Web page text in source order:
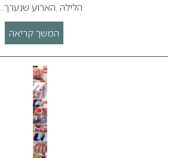
הלילה .הארוע
המשך קריאה